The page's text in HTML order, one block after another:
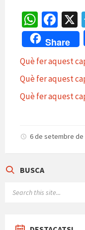
W
h
at
sA
p
p
Fa
ce
b
o
o
k
X
Share
Què fer aquest
Què fer aquest
Què fer aquest
6 de setembre de
BUSCA